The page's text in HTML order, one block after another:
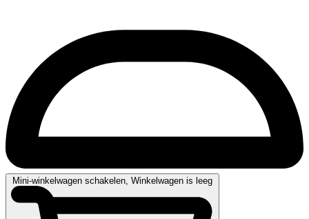
Mini-winkelwagen schakelen, Winkelwagen is leeg